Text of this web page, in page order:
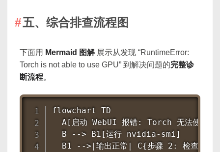
五、综合排查流程图
下面用 Mermaid 图解展示从发现 “RuntimeError:
Torch is not able to use GPU” 到解决问题的完整诊
断流程。
flowchart TD
A[启动 WebUI 报错: Torch 无法使用
  B --> B1[运行 nvidia-smi]
B1 -->|输出正常| C{步骤 2: 检查